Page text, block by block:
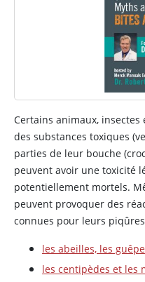
Certains animaux,
des substances toxiques
parties de leur bouche
peuvent avoir une toxicité
potentiellement mortels.
peuvent provoquer des
connues pour leurs
les abeilles, les
les centipèdes et les